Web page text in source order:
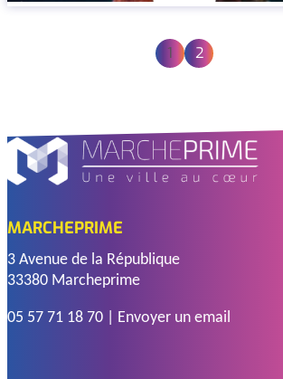
MON MAG N°17 - JANVIER 2023
Télécharger
1 2
MARCHEPRIME
3 Avenue de la République
33380 Marcheprime
05 57 71 18 70 Envoyer un email